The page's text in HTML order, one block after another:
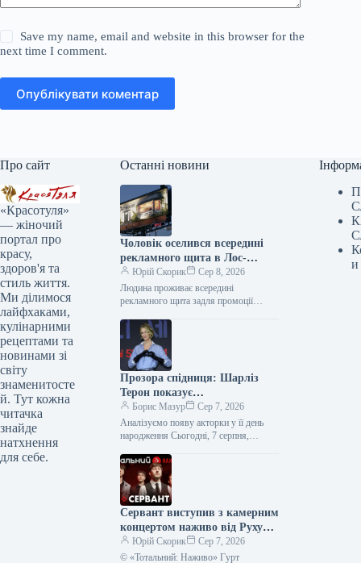
Save my name, email and website in this browser for the
next time I comment.
Опублікувати коментар
Про сайт
«Красотуля»
— жіночий
портал про
красу,
здоров'я та
стиль життя.
Ми ділимося
лайфхаками,
кулінарними
рецептами та
новинами зі
світу
знаменитосте
й. Тут кожна
читачка
знайде
натхнення
для себе.
Останні новини
Чоловік оселився всередині
рекламного щита в Лос-
Анджелесі — Netflix рекламує
фільм “Останній дім” —
культурні новини.
Юрій Скорик
Сер 8, 2026
Людина проживає всередині
рекламного щита задля промоції
YouTube Чоловік перебуватиме в
імпровізованій вітальні протягом…
Прозора спідниця: Шарліз
Терон показує
найвідважніший тренд 2026
року
Борис Мазур
Сер 7, 2026
Аналізуємо появу акторки у її день
народження Сьогодні, 7 серпня,
чудова нагода звернути увагу…
Сервант виступив з камерним
концертом наживо від Руху
опору ССО – фото, відео
Юрій Скорик
Сер 7, 2026
© «Тотальний: Наживо» Гурт
и